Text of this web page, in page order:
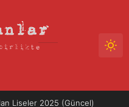
Liseler 2025 (Güncel)